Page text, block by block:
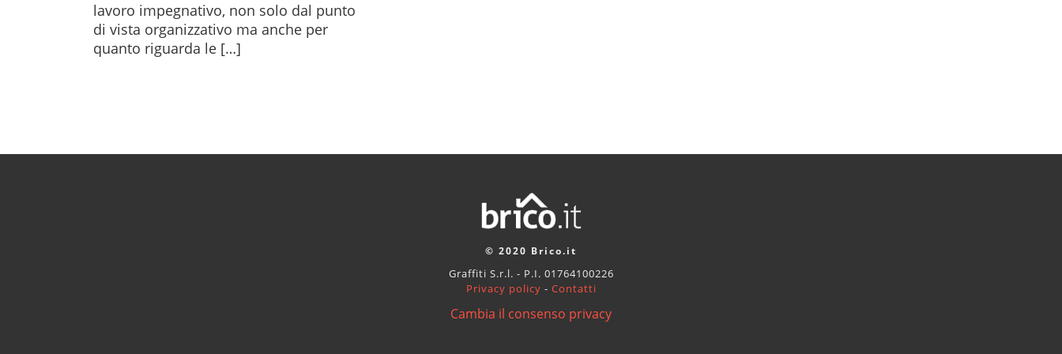
lavoro impegnativo, non solo dal punto
di vista organizzativo ma anche per
quanto riguarda le […]
© 2020 Brico.it
Graffiti S.r.l. - P.I. 01764100226
Privacy policy - Contatti
Cambia il consenso privacy